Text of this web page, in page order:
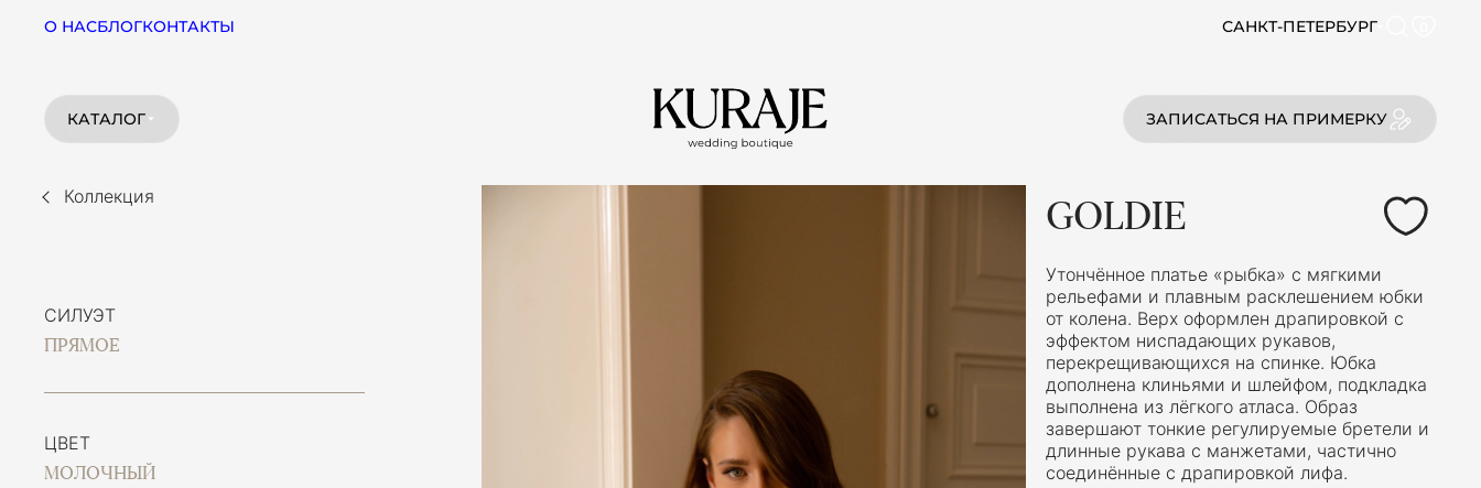
О НАСБЛОГКОНТАКТЫ САНКТ-ПЕТЕРБУРГ
КАТАЛОГ ЗАПИСАТЬСЯ НА ПРИМЕРКУ
Коллекция
СИЛУЭТ
ПРЯМОЕ
ЦВЕТ
МОЛОЧНЫЙ
GOLDIE
Утончённое платье «рыбка» с мягкими
рельефами и плавным расклешением юбки
от колена. Верх оформлен драпировкой с
эффектом ниспадающих рукавов,
перекрещивающихся на спинке. Юбка
дополнена клиньями и шлейфом, подкладка
выполнена из лёгкого атласа. Образ
завершают тонкие регулируемые бретели и
длинные рукава с манжетами, частично
соединённые с драпировкой лифа.